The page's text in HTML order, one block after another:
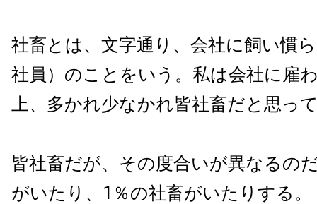
社畜とは、文字通り、会社に飼い慣
社員）のことをいう。私は会社に雇
上、多かれ少なかれ皆社畜だと思っ
皆社畜だが、その度合いが異なるの
がいたり、1％の社畜がいたりする。